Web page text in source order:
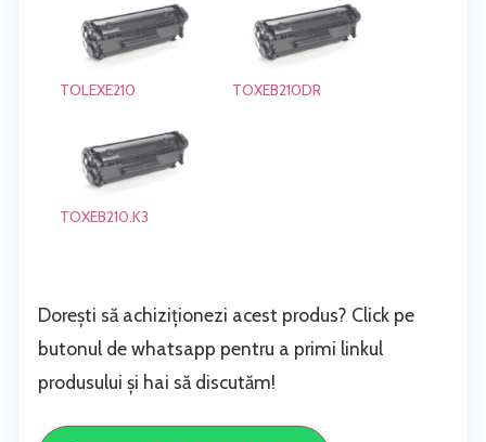
TOLEXE210 TOXEB210DR
TOXEB210.K3
Dorești să achiziționezi acest produs? Click pe
butonul de whatsapp pentru a primi linkul
produsului și hai să discutăm!